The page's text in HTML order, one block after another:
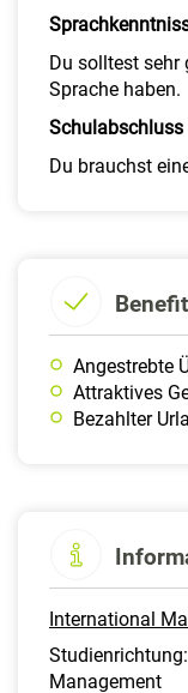
Du solltest sehr
Sprache haben.
Schulabschluss
Du brauchst
Angestrebte
Attraktives
Bezahlter
International
Management